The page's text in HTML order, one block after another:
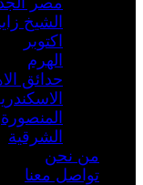
الشيخ
اكتوبر
الهرم
حدائق
المنصورة
الشرقية
من نحن
تواصل معنا